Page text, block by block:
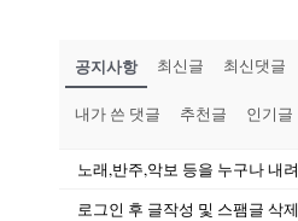
공지사항 최신글 최신댓글
내가 쓴 댓글 추천글 인기글
로그인 후 글작성 및 스팸글 삭제